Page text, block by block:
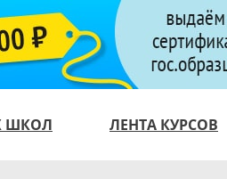
ШКОЛ ЛЕНТА КУРСОВ